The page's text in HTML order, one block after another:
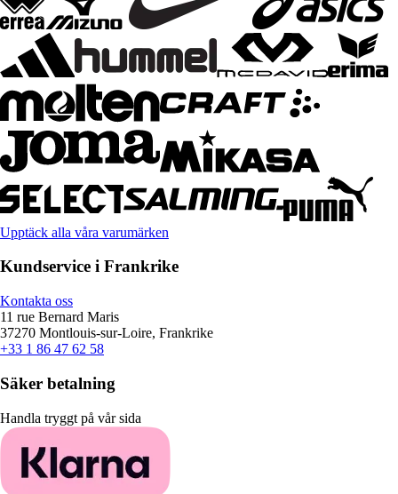
Upptäck alla våra varumärken
Kundservice i Frankrike
Kontakta oss
11 rue Bernard Maris
37270 Montlouis-sur-Loire, Frankrike
+33 1 86 47 62 58
Säker betalning
Handla tryggt på vår sida